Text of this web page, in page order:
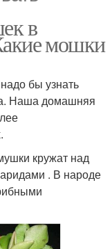
в
мошки
бы узнать
Наша домашняя
кружат над
. В народе